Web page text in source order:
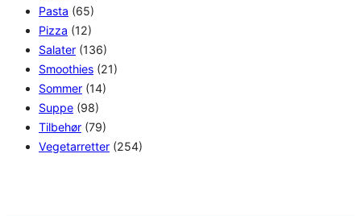
Pasta (65)
Pizza (12)
Salater (136)
Smoothies (21)
Sommer (14)
Suppe (98)
Tilbehør (79)
Vegetarretter (254)